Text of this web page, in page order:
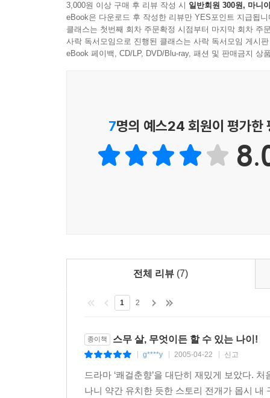
3,000원 이상 구매 후 리뷰 작성 시 일반회원 300원, 마니
eBook은 다운로드 후 작성한 리뷰만 YES포인트 지급됩니
클래스는 첫번째 회차 주문확정 시점부터 마지막 회차 주
사락 독서모임으로 진행된 클래스는 사락 독서모임 게시
eBook 페이백, CD/LP, DVD/Blu-ray, 패션 및 판매금지 상
7명의 예스24 회원이 평가한
전체 리뷰 (7)
1 2
종이책 스무 살, 무엇이든 할 수 있는 나이!
g****y 2005-04-22 신고
드라마 ‘쾌걸춘향’을 대단히 재밌게 보았다.
나니 약간 유치한 듯한 스토리 전개가 몹시 내